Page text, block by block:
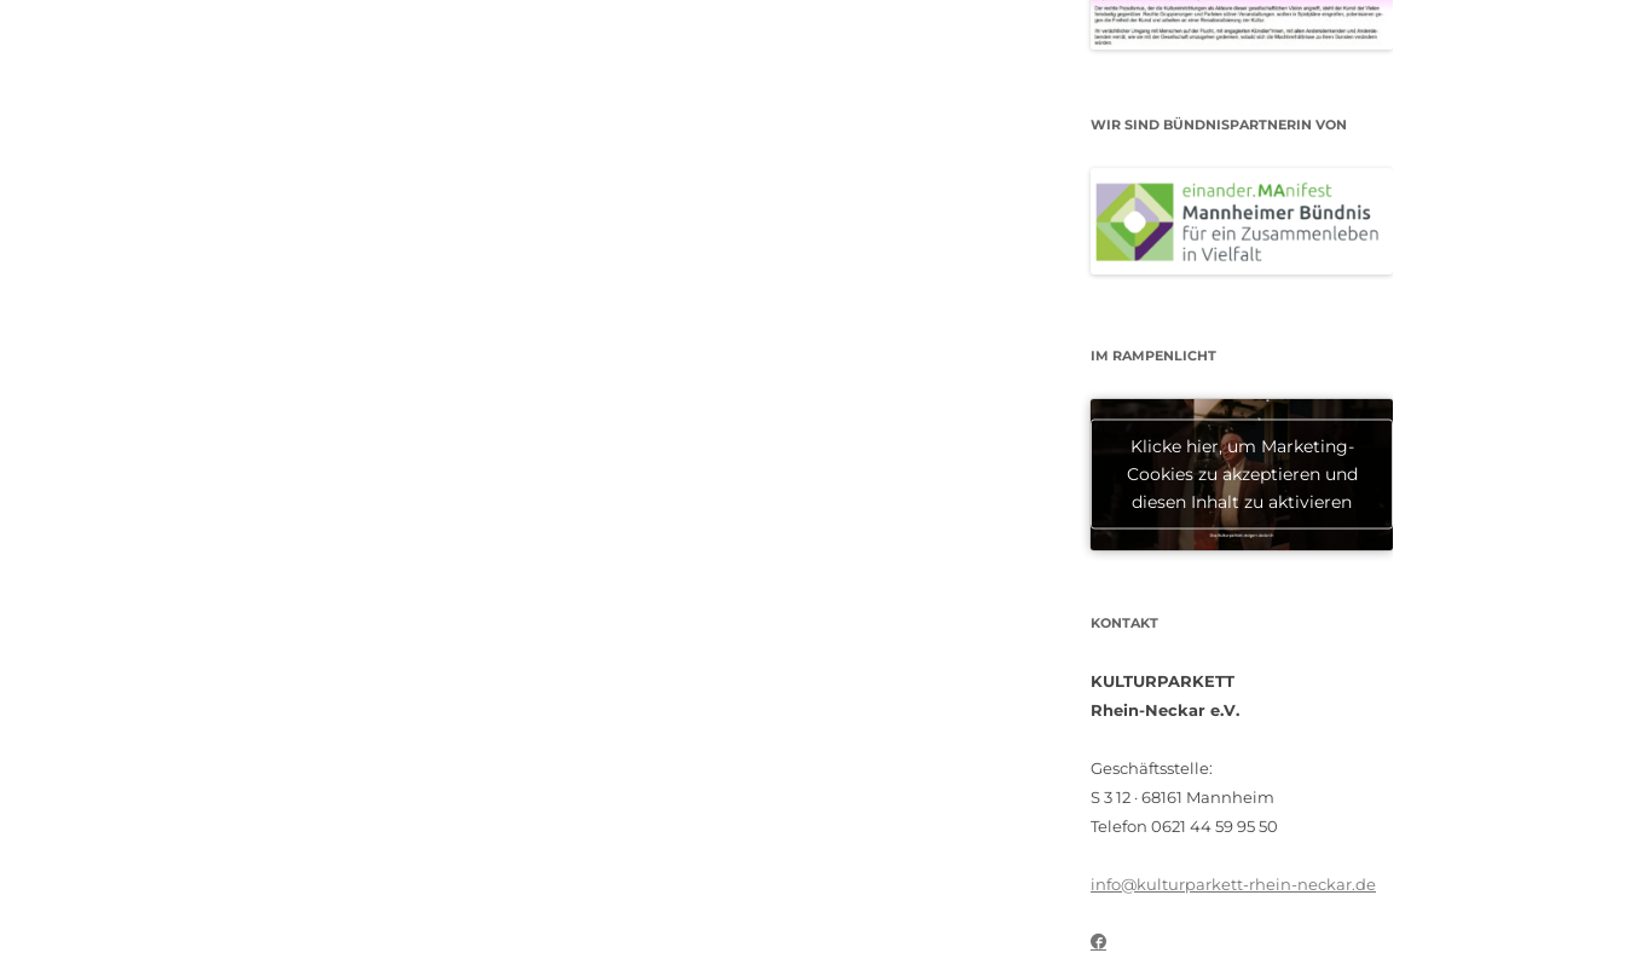
WIR SIND BÜNDNISPARTNERIN VON
IM RAMPENLICHT
Klicke hier, um Marketing-
Cookies zu akzeptieren und
diesen Inhalt zu aktivieren
KONTAKT
KULTURPARKETT
Rhein-Neckar e.V.
Geschäftsstelle:
S 3 12 · 68161 Mannheim
Telefon 0621 44 59 95 50
info@kulturparkett-rhein-neckar.de